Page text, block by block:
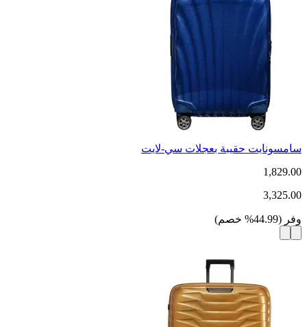
سامسونايت حقيبة بعجلات سي-لايت
1,829.00
3,325.00
وفر (
44.99
% خصم)